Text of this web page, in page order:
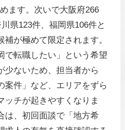
ます。次いで大阪府266
県123件、福岡県106件と
が極めて限定されます。
で転職したい」という希望
少ないため、担当者から
案件」など、エリアをずら
ッチが起きやすくなりま
は、初回面談で「地方希